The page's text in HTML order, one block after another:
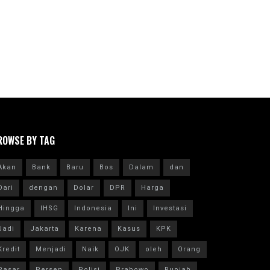
BY TAG
Bank Baru Bos Dalam
dan
dengan Dolar DPR
Harga
IHSG Indonesia Ini
Investasi
Jakarta Karena Kasus
KPK
Menjadi Naik OJK oleh
Orang